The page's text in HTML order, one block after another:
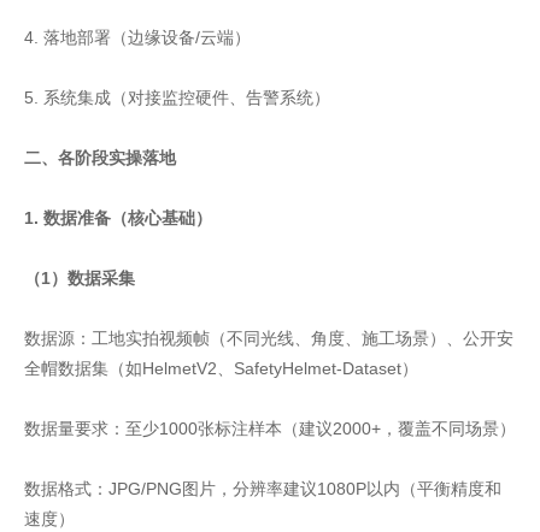
4. 落地部署（边缘设备/云端）
5. 系统集成（对接监控硬件、告警系统）
二、各阶段实操落地
1. 数据准备（核心基础）
（1）数据采集
数据源：工地实拍视频帧（不同光线、角度、施工场景）、公开安
全帽数据集（如HelmetV2、SafetyHelmet-Dataset）
数据量要求：至少1000张标注样本（建议2000+，覆盖不同场景）
数据格式：JPG/PNG图片，分辨率建议1080P以内（平衡精度和
速度）